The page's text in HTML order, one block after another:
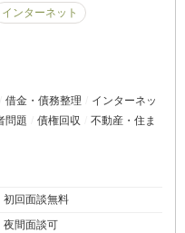
インターネット
借金・債務整理
インターネッ
問題 債権回収
不動産・住ま
初回面談無料
夜間面談可